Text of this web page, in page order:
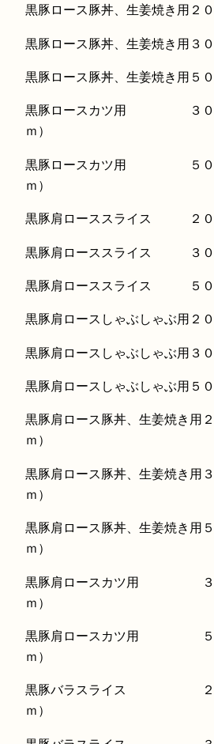
黒豚ロース豚丼、生姜焼き用２
黒豚ロース豚丼、生姜焼き用３
黒豚ロース豚丼、生姜焼き用５
黒豚ロースカツ用 ３００
ｍ）
黒豚ロースカツ用 ５００
ｍ）
黒豚肩ローススライス ２０
黒豚肩ローススライス ３０
黒豚肩ローススライス ５０
黒豚肩ロースしゃぶしゃぶ用２
黒豚肩ロースしゃぶしゃぶ用３
黒豚肩ロースしゃぶしゃぶ用５
黒豚肩ロース豚丼、生姜焼き用
ｍ）
黒豚肩ロース豚丼、生姜焼き用
ｍ）
黒豚肩ロース豚丼、生姜焼き用
ｍ）
黒豚肩ロースカツ用 ３０
ｍ）
黒豚肩ロースカツ用 ５０
ｍ）
黒豚バラスライス ２０
ｍ）